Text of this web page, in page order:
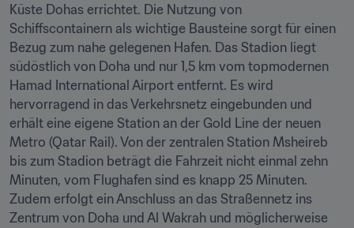
Küste Dohas errichtet. Die Nutzung von
Schiffscontainern als wichtige Bausteine sorgt für einen
Bezug zum nahe gelegenen Hafen. Das Stadion liegt
südöstlich von Doha und nur 1,5 km vom topmodernen
Hamad International Airport entfernt. Es wird
hervorragend in das Verkehrsnetz eingebunden und
erhält eine eigene Station an der Gold Line der neuen
Metro (Qatar Rail). Von der zentralen Station Msheireb
bis zum Stadion beträgt die Fahrzeit nicht einmal zehn
Minuten, vom Flughafen sind es knapp 25 Minuten.
Zudem erfolgt ein Anschluss an das Straßennetz ins
Zentrum von Doha und Al Wakrah und möglicherweise